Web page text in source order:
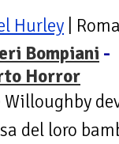
Hurley |
Bompiani -
Horror
del loro